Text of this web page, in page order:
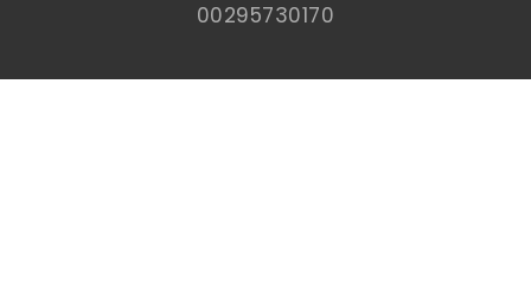
00295730170